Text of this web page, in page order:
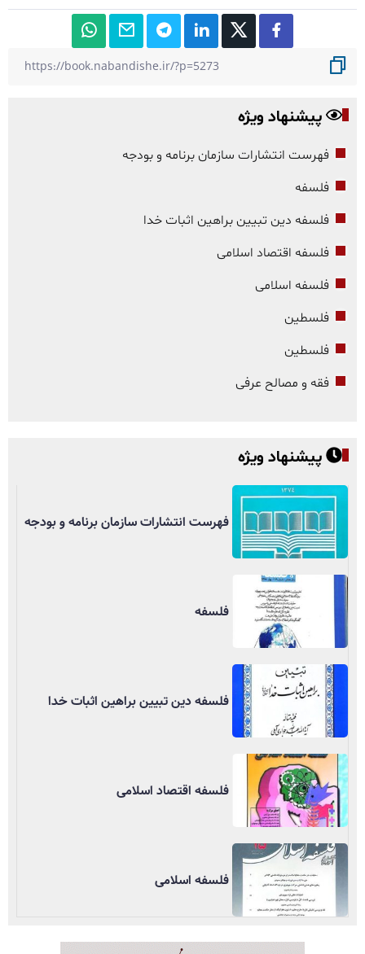
پیشنهاد ویژه
فهرست انتشارات سازمان برنامه و بودجه
فلسفه
فلسفه دین تبیین براهین اثبات خدا
فلسفه اقتصاد اسلامی
فلسفه اسلامی
فلسطین
فلسطین
فقه و مصالح عرفی
پیشنهاد ویژه
فهرست انتشارات سازمان برنامه و بودجه
فلسفه
فلسفه دین تبیین براهین اثبات خدا
فلسفه اقتصاد اسلامی
فلسفه اسلامی